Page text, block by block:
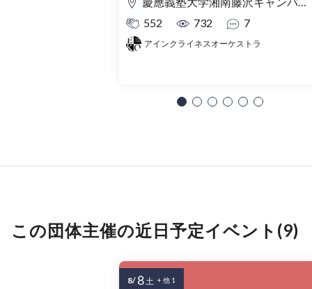
552
732 7
アインクライネスオーケストラ
この団体主催の近日予定イベント(9)
8/ 8土 + 他 1